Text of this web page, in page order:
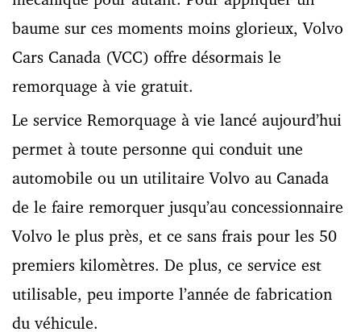
baume sur ces moments moins glorieux, Volvo
Cars Canada (VCC) offre désormais le
remorquage à vie gratuit.
Le service Remorquage à vie lancé aujourd’hui
permet à toute personne qui conduit une
automobile ou un utilitaire Volvo au Canada
de le faire remorquer jusqu’au concessionnaire
Volvo le plus près, et ce sans frais pour les 50
premiers kilomètres. De plus, ce service est
utilisable, peu importe l’année de fabrication
du véhicule.